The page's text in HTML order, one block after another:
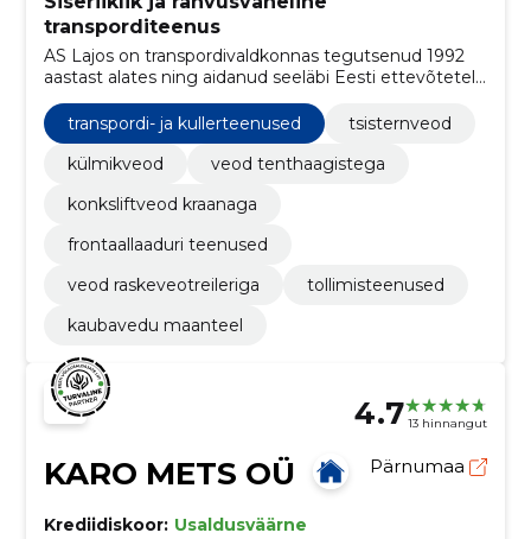
transporditeenus
AS Lajos on transpordivaldkonnas tegutsenud 1992
aastast alates ning aidanud seeläbi Eesti ettevõtetel
muuta oma logistikat efektiivsemaks!
transpordi- ja kullerteenused
tsisternveod
külmikveod
veod tenthaagistega
konksliftveod kraanaga
frontaallaaduri teenused
veod raskeveotreileriga
tollimisteenused
kaubavedu maanteel
4.7 13 hinnangut
KARO METS OÜ Pärnumaa
Krediidiskoor: Usaldusväärne